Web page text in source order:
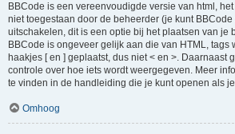
BBCode is een vereenvoudigde versie van html,
niet toegestaan door de beheerder (je kunt
uitschakelen, dit is een optie bij het plaatsen van je
BBCode is ongeveer gelijk aan die van HTML, tags
haakjes [ en ] geplaatst, dus niet < en >. Daarnaast
controle over hoe iets wordt weergegeven. Meer
te vinden in de handleiding die je kunt openen als
Omhoog